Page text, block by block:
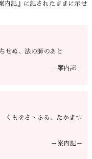
内記』に記されたままに示せ
せぬ、法の師のあと
－案内記－
くもをさゝふる、たかまつ
－案内記－